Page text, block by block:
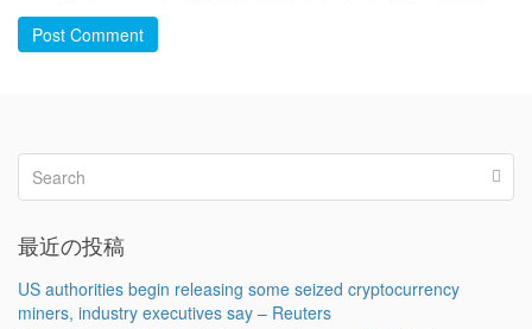
Post Comment
最近の投稿
US authorities begin releasing some seized cryptocurrency
miners, industry executives say – Reuters